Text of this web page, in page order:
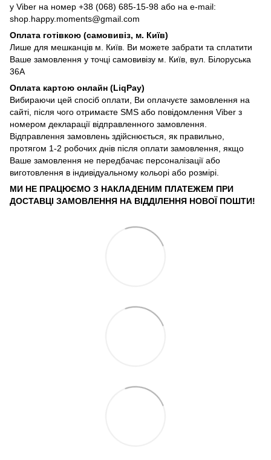
у Viber на номер +38 (068) 685-15-98 або на e-mail:
shop.happy.moments@gmail.com
Оплата готівкою (самовивіз, м. Київ)
Лише для мешканців м. Київ. Ви можете забрати та сплатити
Ваше замовлення у точці самовивізу м. Київ, вул. Білоруська
36А
Оплата картою онлайн (LiqPay)
Вибираючи цей спосіб оплати, Ви оплачуєте замовлення на
сайті, після чого отримаєте SMS або повідомлення Viber з
номером декларації відправленного замовлення.
Відправлення замовлень здійснюється, як правильно,
протягом 1-2 робочих днів після оплати замовлення, якщо
Ваше замовлення не передбачає персоналізації або
виготовлення в індивідуальному кольорі або розмірі.
МИ НЕ ПРАЦЮЄМО З НАКЛАДЕНИМ ПЛАТЕЖЕМ ПРИ
ДОСТАВЦІ ЗАМОВЛЕННЯ НА ВІДДІЛЕННЯ НОВОЇ ПОШТИ!